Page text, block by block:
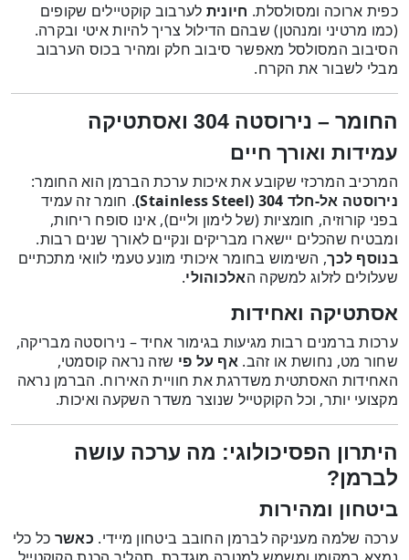
כפית ארוכה ומסולסלת. חיוניתלערבוב קוקטיילים שקופים
(כמו מרטיני ומנהטן) שבהם הדילול צריך להיות איטי ובקרה.
הסיבוב המסולסל מאפשר סיבוב חלק ומהיר בכוס הערבוב
מבלי לשבור את הקרח.
החומר – נירוסטה 304 ואסתטיקה
עמידות ואורך חיים
המרכיב המרכזי שקובע את איכות ערכת הברמן הוא החומר:
נירוסטה אל-חלד 304 (Stainless Steel)
. חומר זה עמיד
בפני קורוזיה, חומציות (של לימון וליים), אינו סופח ריחות,
ומבטיח שהכלים יישארו מבריקים ונקיים לאורך שנים רבות.
בנוסף לכך, השימוש בחומר איכותי מונע טעמי לוואי מתכתיים
שעלולים לזלוג למשקה האלכוהולי.
אסתטיקה ואחידות
ערכות ברמנים רבות מגיעות בגימור אחיד – נירוסטה מבריקה,
שחור מט, נחושת או זהב. אף על פישזה נראה קוסמטי,
האחידות האסתטית משדרגת את חוויית האירוח. הברמן נראה
מקצועי יותר, וכל הקוקטייל שנוצר משדר השקעה ואיכות.
היתרון הפסיכולוגי: מה ערכה עושה
לברמן?
ביטחון ומהירות
ערכה שלמה מעניקה לברמן החובב ביטחון מיידי. כאשרכל כלי